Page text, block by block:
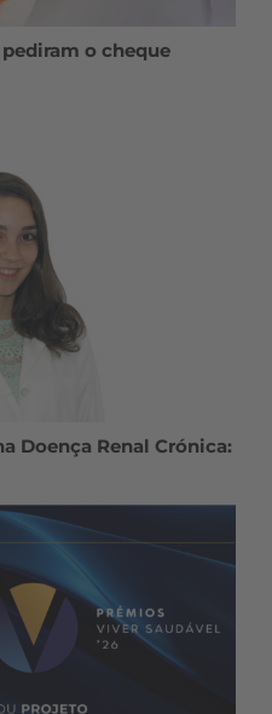
o cheque
Doença Renal Crónica: